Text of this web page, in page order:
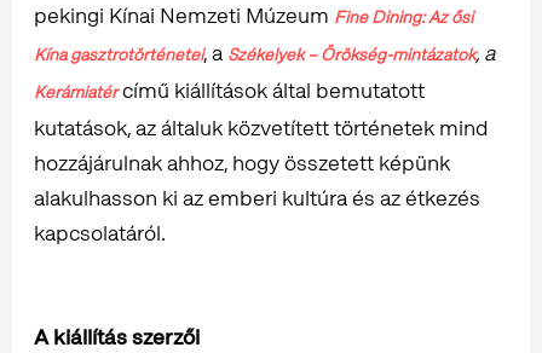
pekingi Kínai Nemzeti Múzeum Fine Dining: Az ősi
Kína gasztrotörténetei, a Székelyek – Örökség-mintázatok, a
Kerámiatércímű kiállítások által bemutatott
kutatások, az általuk közvetített történetek mind
hozzájárulnak ahhoz, hogy összetett képünk
alakulhasson ki az emberi kultúra és az étkezés
kapcsolatáról.
A kiállítás szerzői